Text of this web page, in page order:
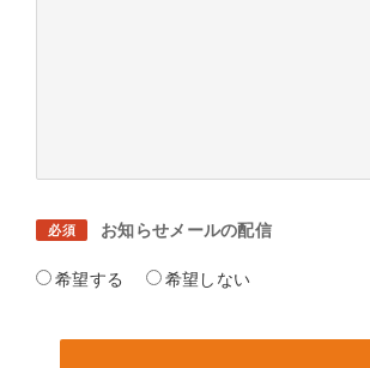
必須 お知らせメールの配信
希望する 希望しない